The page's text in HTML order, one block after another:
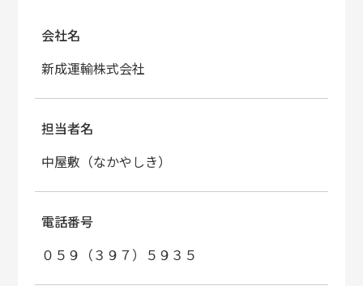
会社名
新成運輸株式会社
担当者名
中屋敷（なかやしき）
電話番号
０５９（３９７）５９３５